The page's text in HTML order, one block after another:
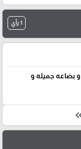
1 رأي
بضاعه جميله و